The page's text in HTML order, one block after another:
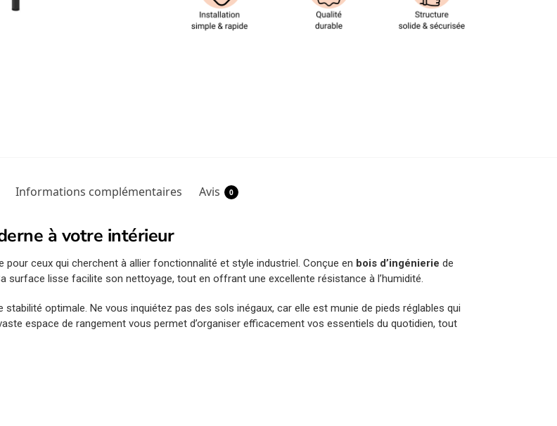
Informations complémentaires Avis 0
à votre intérieur
pour ceux qui cherchent à allier fonctionnalité et style industriel. Conçue en bois d’ingénierie de
surface lisse facilite son nettoyage, tout en offrant une excellente résistance à l’humidité.
optimale. Ne vous inquiétez pas des sols inégaux, car elle est munie de pieds réglables qui
espace de rangement vous permet d’organiser efficacement vos essentiels du quotidien, tout